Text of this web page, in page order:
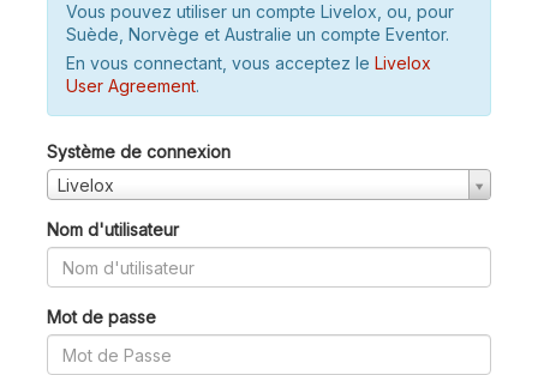
Vous pouvez utiliser un compte Livelox, ou, pour
Suède, Norvège et Australie un compte Eventor.
En vous connectant, vous acceptez le Livelox
User Agreement.
Système de connexion
Livelox
Nom d'utilisateur
Mot de passe